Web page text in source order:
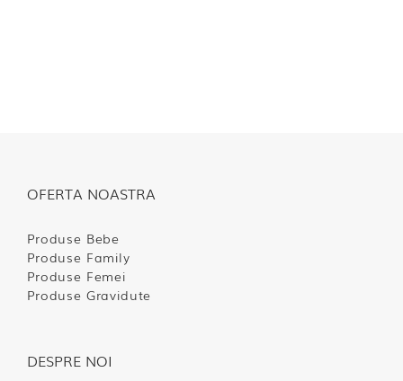
OFERTA NOASTRA
Produse Bebe
Produse Family
Produse Femei
Produse Gravidute
DESPRE NOI